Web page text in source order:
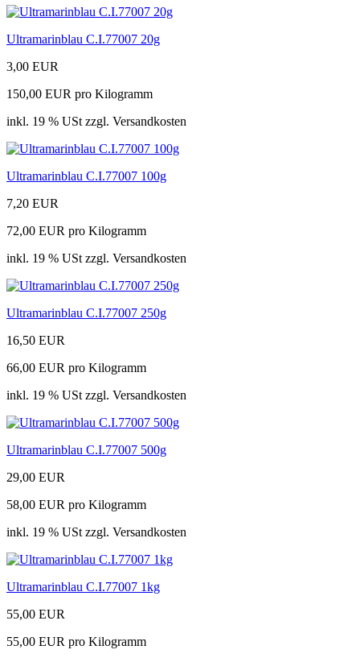
Ultramarinblau C.I.77007 20g
3,00 EUR
150,00 EUR pro Kilogramm
inkl. 19 % USt zzgl. Versandkosten
Ultramarinblau C.I.77007 100g
7,20 EUR
72,00 EUR pro Kilogramm
inkl. 19 % USt zzgl. Versandkosten
Ultramarinblau C.I.77007 250g
16,50 EUR
66,00 EUR pro Kilogramm
inkl. 19 % USt zzgl. Versandkosten
Ultramarinblau C.I.77007 500g
29,00 EUR
58,00 EUR pro Kilogramm
inkl. 19 % USt zzgl. Versandkosten
Ultramarinblau C.I.77007 1kg
55,00 EUR
55,00 EUR pro Kilogramm